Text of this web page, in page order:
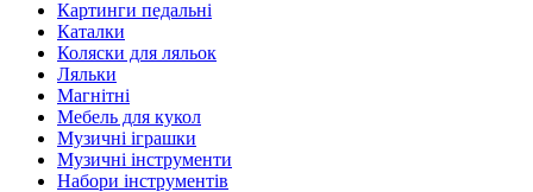
Картинги педальні
Каталки
Коляски для ляльок
Ляльки
Магнітні
Мебель для кукол
Музичні іграшки
Музичні інструменти
Набори інструментів